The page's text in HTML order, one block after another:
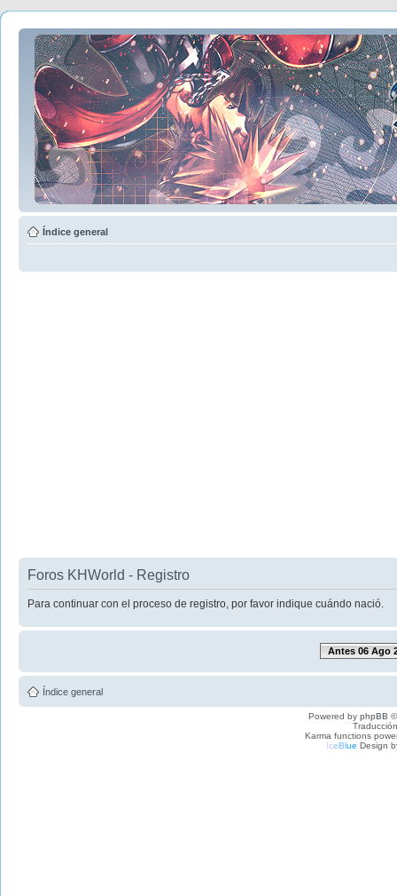
Índice general
Foros KHWorld - Registro
Para continuar con el proceso de registro, por favor indique cuándo nació.
Antes 06 Ago
Índice general
Powered by phpBB
Karma functions
IceBlue Design